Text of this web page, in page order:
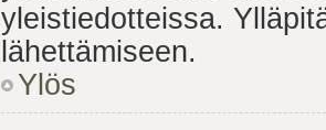
yleistiedotteissa.
lähettämiseen.
Ylös